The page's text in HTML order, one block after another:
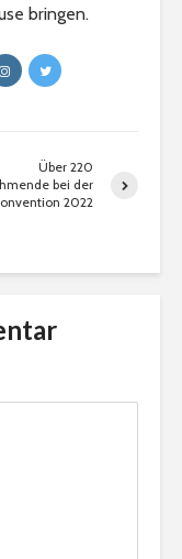
bringen.
Über 220
bei der
2022